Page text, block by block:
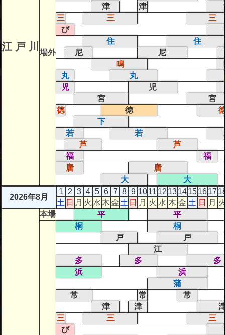
江 戸 川 場外
津
津
三
三
三
び
住
住
尼
尼
鳴
丸
丸
児
児
宮
宮
徳
徳
下
若
若
芦
芦
福
福
唐
唐
大
大
2026年8月
1 2 3 4 5 6 7 8 9 1011 12 1314151617
土 日 月 火 水 木金 土 日 月 火 水 木 金 土 日 月
本場 平 平
桐
桐
戸
戸
江
多
多
多
浜
浜
蒲
常
常
常
津
津
三
三
三
び